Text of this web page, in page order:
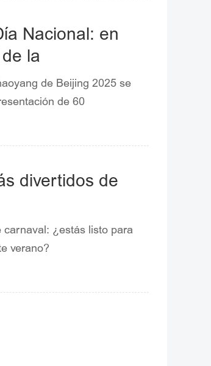
Nacional: en
la
de Beijing 2025
de Beijing 2025 se
de 60
divertidos de
¿estás listo para
verano?